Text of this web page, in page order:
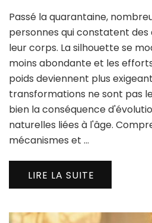
Passé la quarantaine,
personnes qui constatent
leur corps. La silhouette se
moins abondante et les
poids deviennent plus
transformations ne sont pas
bien la conséquence
naturelles liées à l'âge.
mécanismes et …
LIRE LA SUITE